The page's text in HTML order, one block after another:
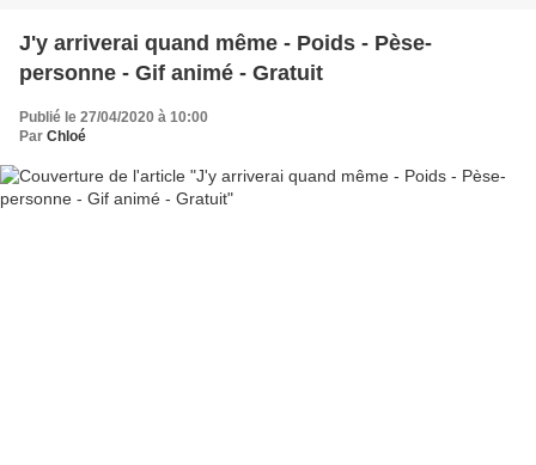
J'y arriverai quand même - Poids - Pèse-
personne - Gif animé - Gratuit
Publié le 27/04/2020 à 10:00
Par Chloé